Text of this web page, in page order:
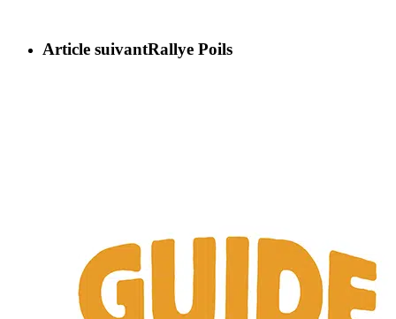
Article suivantRallye Poils